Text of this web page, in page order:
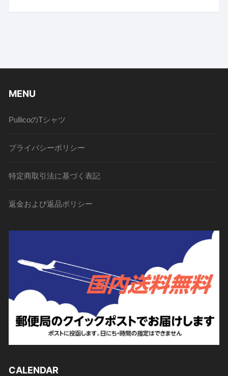
MENU
PullicoのTシャツ
プライバシーポリシー
特定商取引法に基づく表記
返金および返品ポリシー
CALENDAR